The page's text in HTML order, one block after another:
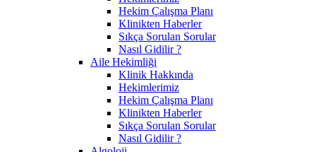
Hekim Çalışma Planı
Klinikten Haberler
Sıkça Sorulan Sorular
Nasıl Gidilir ?
Aile Hekimliği
Klinik Hakkında
Hekimlerimiz
Hekim Çalışma Planı
Klinikten Haberler
Sıkça Sorulan Sorular
Nasıl Gidilir ?